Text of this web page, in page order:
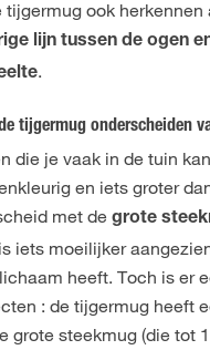
ook herkennen
lijn tussen de ogen
.
tijgermug onderscheiden
die je vaak in de tuin
en iets groter
met de grote
iets moeilijker
heeft. Toch is er
: de tijgermug heeft
grote steekmug (die tot